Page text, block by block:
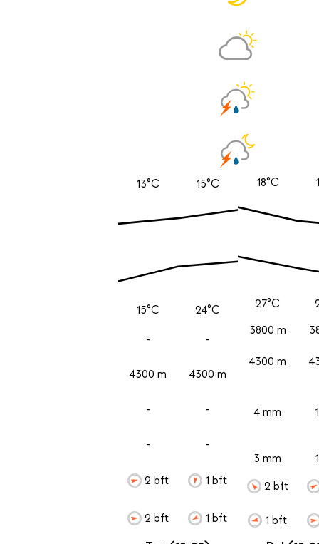
13°C
15°C
-
4300 m
-
-
2 bft
2 bft
15°C
24°C
-
4300 m
-
-
1 bft
1 bft
18°C
27°C
3800 m
4300 m
4 mm
3 mm
2 bft
1 bft